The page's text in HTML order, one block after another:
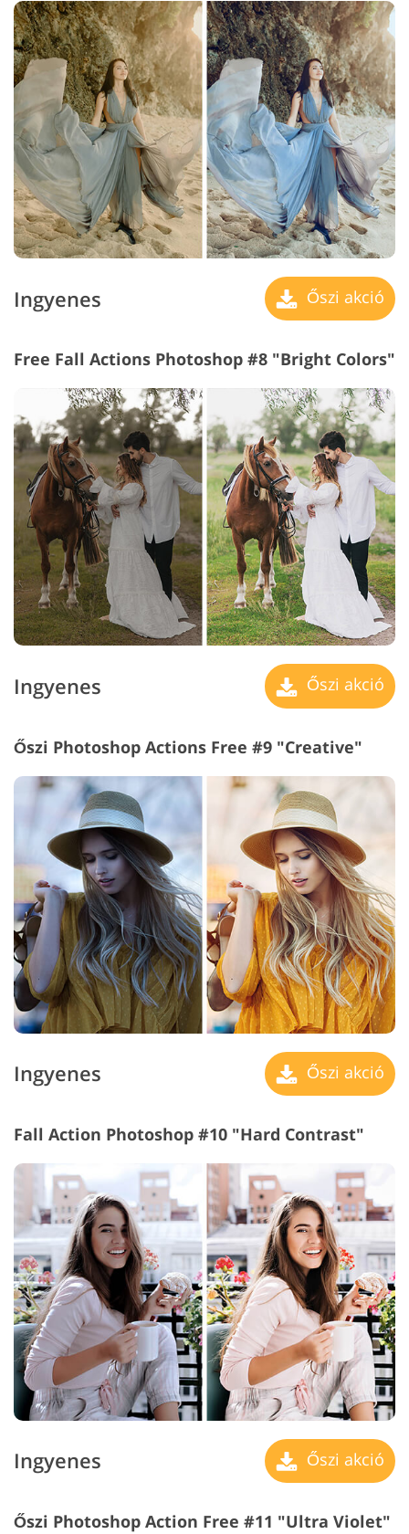
Ingyenes Őszi akció
Free Fall Actions Photoshop #8 "Bright Colors"
Ingyenes Őszi akció
Őszi Photoshop Actions Free #9 "Creative"
Ingyenes Őszi akció
Fall Action Photoshop #10 "Hard Contrast"
Ingyenes Őszi akció
Őszi Photoshop Action Free #11 "Ultra Violet"